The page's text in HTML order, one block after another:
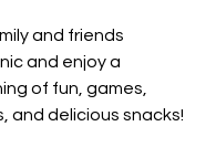
of 5 stars.
and friends
and enjoy a
of fun, games,
and delicious snacks!